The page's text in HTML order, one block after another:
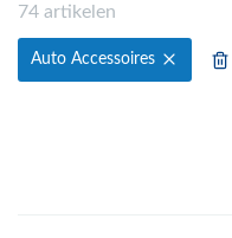
(Witgoed Onderdelen)
74 artikelen
Auto Accessoires